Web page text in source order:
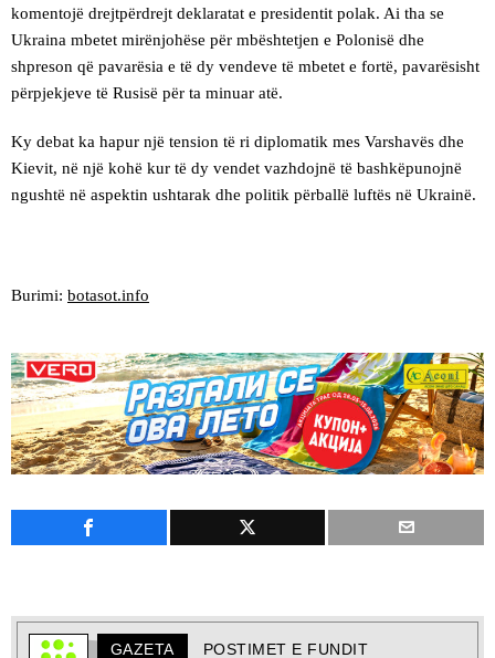
komentojë drejtpërdrejt deklaratat e presidentit polak. Ai tha se
Ukraina mbetet mirënjohëse për mbështetjen e Polonisë dhe
shpreson që pavarësia e të dy vendeve të mbetet e fortë, pavarësisht
përpjekjeve të Rusisë për ta minuar atë.
Ky debat ka hapur një tension të ri diplomatik mes Varshavës dhe
Kievit, në një kohë kur të dy vendet vazhdojnë të bashkëpunojnë
ngushtë në aspektin ushtarak dhe politik përballë luftës në Ukrainë.
Burimi: botasot.info
GAZETA POSTIMET E FUNDIT